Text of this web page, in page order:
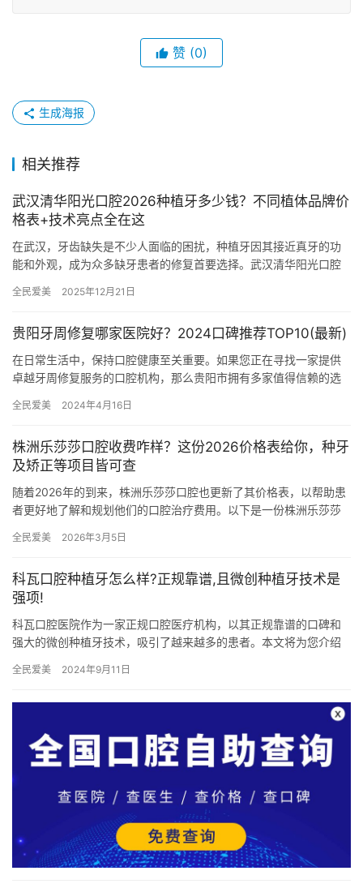
赞 (0)
生成海报
相关推荐
武汉清华阳光口腔2026种植牙多少钱？不同植体品牌价
格表+技术亮点全在这
在武汉，牙齿缺失是不少人面临的困扰，种植牙因其接近真牙的功
能和外观，成为众多缺牙患者的修复首要选择。武汉清华阳光口腔
下…
全民爱美 2025年12月21日
贵阳牙周修复哪家医院好？2024口碑推荐TOP10(最新)
在日常生活中，保持口腔健康至关重要。如果您正在寻找一家提供
卓越牙周修复服务的口腔机构，那么贵阳市拥有多家值得信赖的选
全民爱美 2024年4月16日
株洲乐莎莎口腔收费咋样？这份2026价格表给你，种牙
及矫正等项目皆可查
随着2026年的到来，株洲乐莎莎口腔也更新了其价格表，以帮助患
者更好地了解和规划他们的口腔治疗费用。以下是一份株洲乐莎莎
以…
全民爱美 2026年3月5日
科瓦口腔种植牙怎么样?正规靠谱,且微创种植牙技术是
强项!
科瓦口腔医院作为一家正规口腔医疗机构，以其正规靠谱的口碑和
强大的微创种植牙技术，吸引了越来越多的患者。本文将为您介绍
口腔医…
全民爱美 2024年9月11日